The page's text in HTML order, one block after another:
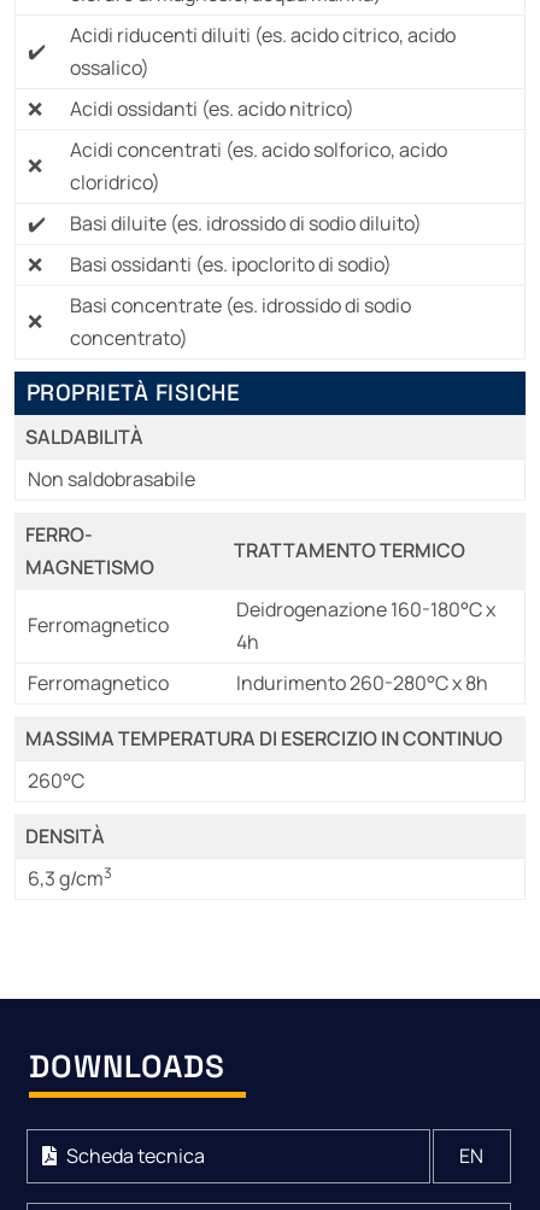
Acidi riducenti diluiti (es. acido citrico, acido
ossalico)
Acidi ossidanti (es. acido nitrico)
Acidi concentrati (es. acido solforico, acido
cloridrico)
Basi diluite (es. idrossido di sodio diluito)
Basi ossidanti (es. ipoclorito di sodio)
Basi concentrate (es. idrossido di sodio
concentrato)
PROPRIETÀ FISICHE
SALDABILITÀ
Non saldobrasabile
FERRO-
MAGNETISMO
TRATTAMENTO TERMICO
Ferromagnetico
Deidrogenazione 160-180°C x
4h
Ferromagnetico
Indurimento 260-280°C x 8h
MASSIMA TEMPERATURA DI ESERCIZIO IN CONTINUO
260°C
DENSITÀ
6,3 g/cm3
DOWNLOADS
Scheda tecnica EN